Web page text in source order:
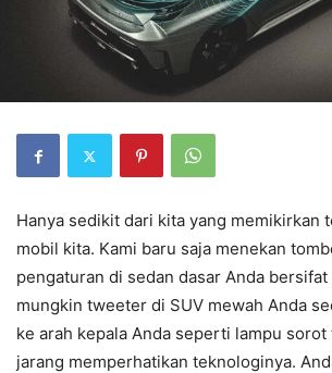
Hanya sedikit dari kita yang memikirkan
mobil kita. Kami baru saja menekan
pengaturan di sedan dasar Anda bersifat
mungkin tweeter di SUV mewah Anda
ke arah kepala Anda seperti lampu sorot
jarang memperhatikan teknologinya.